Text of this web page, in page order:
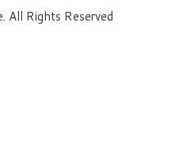
Rights Reserved